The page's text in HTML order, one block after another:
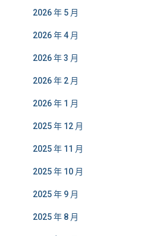
2026 年 5 月
2026 年 4 月
2026 年 3 月
2026 年 2 月
2026 年 1 月
2025 年 12 月
2025 年 11 月
2025 年 10 月
2025 年 9 月
2025 年 8 月